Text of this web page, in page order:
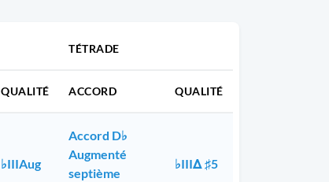
TÉTRADE
QUALITÉ ACCORD QUALITÉ
♭IIIAug
Accord D♭
Augmenté
septième
♭IIIΔ ♯5